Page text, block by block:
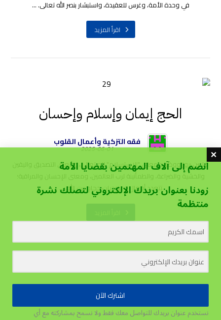
في وحدة الأمة، وغرس للعقيدة، واستبشار بنصر الله تعالى. ...
اقرأ المزيد
الحج إيمان وإسلام وإحسان
فقه التزكية وأعمال القلوب
2025-06-01
ما بين بروز ووضوح معنى "الاستسلام" لله تعالى، ومعنى التصديق واليقين
والخشية والضراعة، والطمأنينة لرب العالمين، ومعنى الإحسان والمراقبة؛
تتعدد أفعال وعبوديات حجاج بيت الله. ...
انضم إلى آلاف المهتمين بقضايا الأمة
زودنا بعنوان بريدك الإلكتروني لتصلك نشرة
منتظمة
اشترك الآن
نستخدم عنوان بريدك للتواصل معك فقط ولا نسمح بمشاركته مع أي